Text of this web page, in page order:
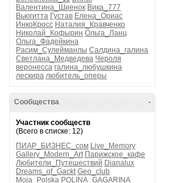
Валентина_Шиенок Вика_777
Вьюгитта Густав Елена_Ориас
ИнкоКросс Наталия_Кравченко
Николай_Кофырин Ольга_Ланц
Ольга_Фадейкина
Расим_Сулейманлы Салдина_галина
Светлана_Медведева Чероля
веронесса галина_любушкина
лескира любитель_оперы
-
Сообщества
Участник сообществ
(Всего в списке: 12)
ПИАР_БИЗНЕС_сом Live_Memory
Gallery_Modern_Art Парижское_кафе
Любители_Путешествий Dianalux
Dreams_of_Gackt Geo_club
Moja_Polska POLINA_GAGARINA